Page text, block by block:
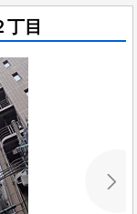
目